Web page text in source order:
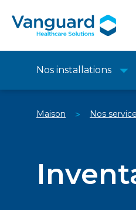
Nos installations
Maison > Nos